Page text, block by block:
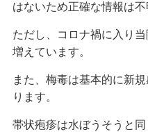
はないため正確な情報は不
ただし、コロナ禍に入り
増えています。
また、梅毒は基本的に新
ります。
帯状疱疹は水ぼうそうと